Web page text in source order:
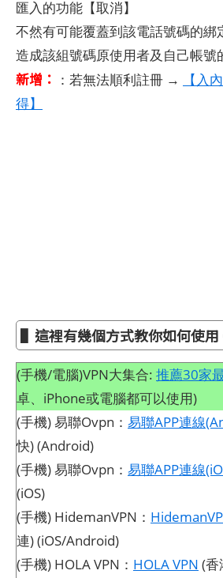
匯入的功能【取消】
不然有可能覆蓋到該電話號碼的綁
造成該組號碼原使用者及自己帳號
新增： ：若無法順利註冊 →
【入
得】
▌這裡有幾個方式教你如何使用
(手機/電腦)VPN大集合: 推薦30家
卓、iPhone或電腦都可以使用)
(手機) 易聯Ovpn： 易聯APP連線
快) (Android)
(手機) 易聯Ovpn： 易聯APP連線
(iOS)
(手機) HidemanVPN：
連) (iOS/Android)
(手機) HOLA VPN： HOLA VPN (香